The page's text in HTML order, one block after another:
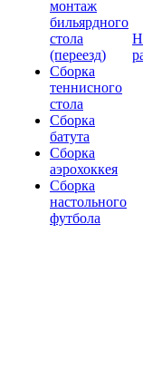
монтаж
бильярдного
стола
(переезд)
Сборка
теннисного
стола
Сборка
батута
Сборка
аэрохоккея
Сборка
настольного
футбола